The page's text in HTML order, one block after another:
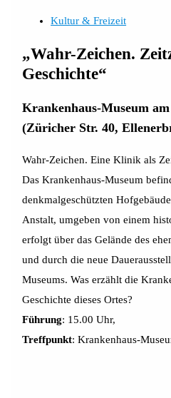
Kultur & Freizeit
„Wahr-Zeichen.
Geschichte“
Krankenhaus-Museum
(Züricher Str. 40,
Wahr-Zeichen. Eine Klinik als
Das Krankenhaus-Museum
denkmalgeschützten
Anstalt, umgeben von einem
erfolgt über das Gelände des
und durch die neue
Museums. Was erzählt die
Geschichte dieses Ortes?
Führung: 15.00 Uhr,
Treffpunkt: Krankenhaus-